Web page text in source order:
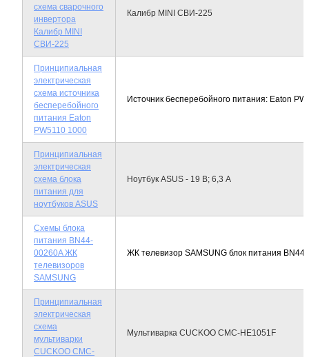
схема сварочного
инвертора
Калибр MINI
СВИ-225
Калибр MINI СВИ-225
Принципиальная
электрическая
схема источника
бесперебойного
питания Eaton
PW5110 1000
Источник бесперебойного питания: Eaton
Принципиальная
электрическая
схема блока
питания для
ноутбуков ASUS
Ноутбук ASUS - 19 В; 6,3 А
Схемы блока
питания BN44-
00260A ЖК
телевизоров
SAMSUNG
ЖК телевизор SAMSUNG блок питания
Принципиальная
электрическая
схема
мультиварки
CUCKOO CMC-
Мультиварка CUCKOO CMC-HE1051F